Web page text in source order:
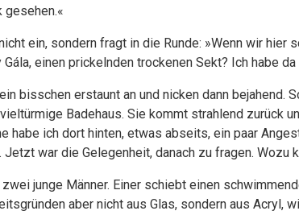
gesehen.«
ein, sondern fragt in die Runde: »Wenn wir hier
einen prickelnden trockenen Sekt? Ich habe
bisschen erstaunt an und nicken dann bejahend.
Badehaus. Sie kommt strahlend zurück
habe ich dort hinten, etwas abseits, ein paar
Jetzt war die Gelegenheit, danach zu fragen. Wozu
junge Männer. Einer schiebt einen
aber nicht aus Glas, sondern aus Acryl,